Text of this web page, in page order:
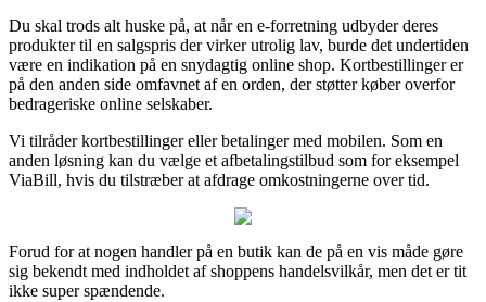
Du skal trods alt huske på, at når en e-forretning udbyder deres
produkter til en salgspris der virker utrolig lav, burde det undertiden
være en indikation på en snydagtig online shop. Kortbestillinger er
på den anden side omfavnet af en orden, der støtter køber overfor
bedrageriske online selskaber.
Vi tilråder kortbestillinger eller betalinger med mobilen. Som en
anden løsning kan du vælge et afbetalingstilbud som for eksempel
ViaBill, hvis du tilstræber at afdrage omkostningerne over tid.
Forud for at nogen handler på en butik kan de på en vis måde gøre
sig bekendt med indholdet af shoppens handelsvilkår, men det er tit
ikke super spændende.